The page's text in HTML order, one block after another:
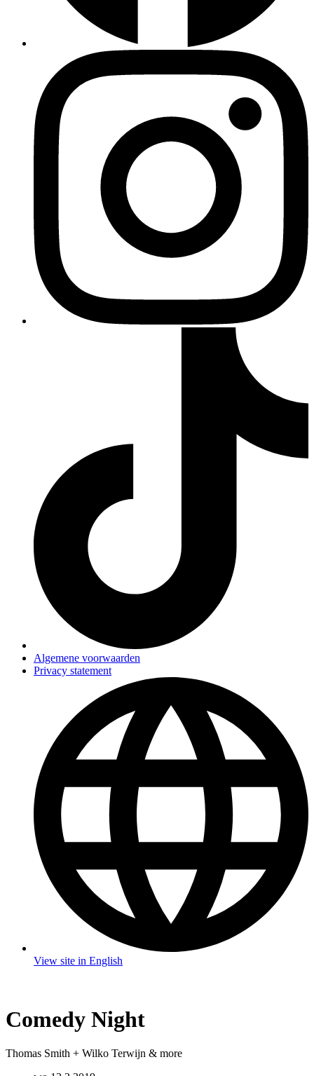
Algemene voorwaarden
Privacy statement
View site in English
Comedy Night
Thomas Smith + Wilko Terwijn & more